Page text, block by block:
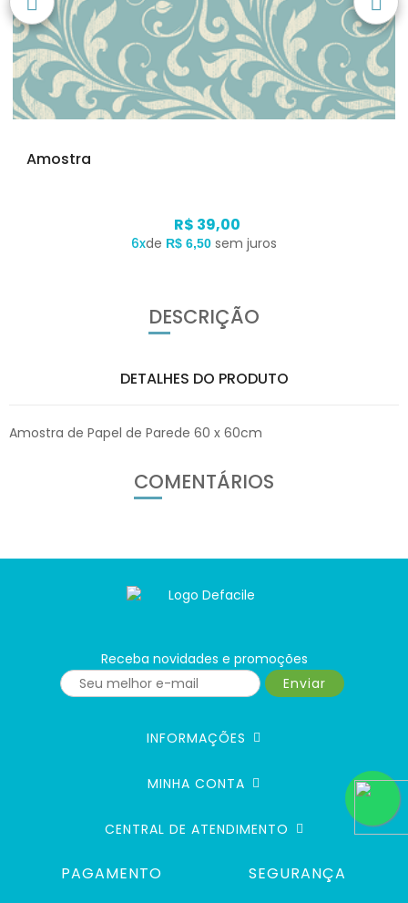
Amostra
R$ 39,00
6xde R$ 6,50 sem juros
DESCRIÇÃO
DETALHES DO PRODUTO
Amostra de Papel de Parede 60 x 60cm
COMENTÁRIOS
Receba novidades e promoções
Enviar
INFORMAÇÕES
MINHA CONTA
CENTRAL DE ATENDIMENTO
PAGAMENTO SEGURANÇA